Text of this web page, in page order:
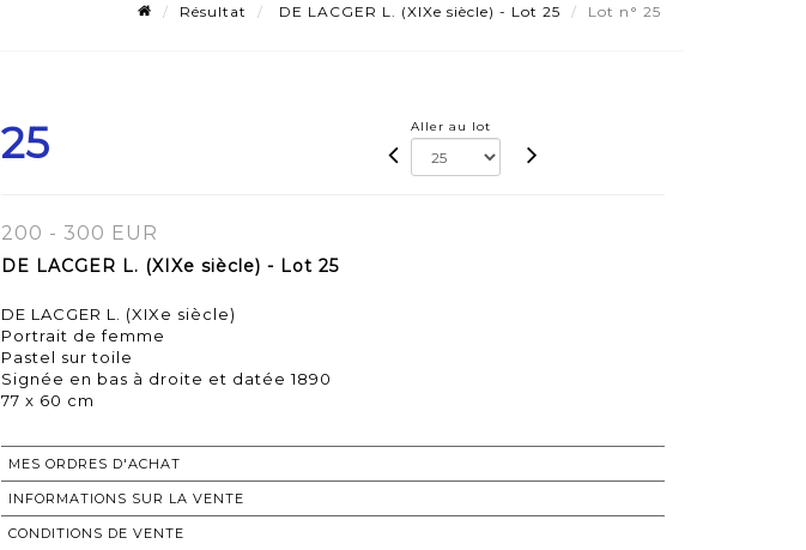
Résultat DE LACGER L. (XIXe siècle) - Lot 25 Lot n° 25
25 Aller au lot
200 - 300 EUR
DE LACGER L. (XIXe siècle) - Lot 25
DE LACGER L. (XIXe siècle)
Portrait de femme
Pastel sur toile
Signée en bas à droite et datée 1890
77 x 60 cm
MES ORDRES D'ACHAT
INFORMATIONS SUR LA VENTE
CONDITIONS DE VENTE